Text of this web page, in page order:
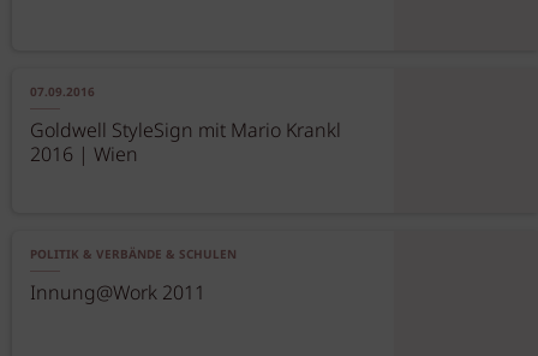
07.09.2016
Goldwell StyleSign mit Mario Krankl
2016 | Wien
POLITIK & VERBÄNDE & SCHULEN
Innung@Work 2011